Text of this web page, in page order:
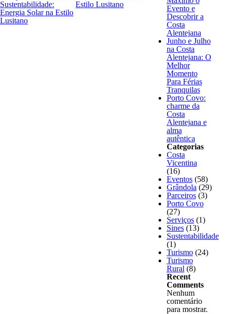
Sustentabilidade:
Energia Solar na Estilo
Lusitano
Estilo Lusitano
Evento e
Descobrir a
Costa
Alentejana
Junho e Julho
na Costa
Alentejana: O
Melhor
Momento
Para Férias
Tranquilas
Porto Covo:
charme da
Costa
Alentejana e
alma
autêntica
Categorias
Costa
Vicentina
(16)
Eventos(58)
Grândola (29)
Parceiros(3)
Porto Covo
(27)
Serviços(1)
Sines(13)
Sustentabilidade
(1)
Turismo(24)
Turismo
Rural (8)
Recent
Comments
Nenhum
comentário
para mostrar.